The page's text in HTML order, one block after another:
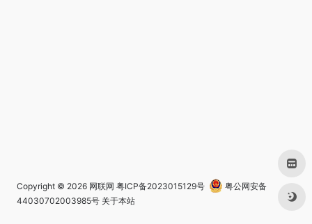
Copyright © 2026 网联网 粤ICP备2023015129号
粤公网安备
44030702003985号 关于本站